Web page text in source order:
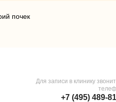
почек
Для записи в клинику
+7 (495) 489-